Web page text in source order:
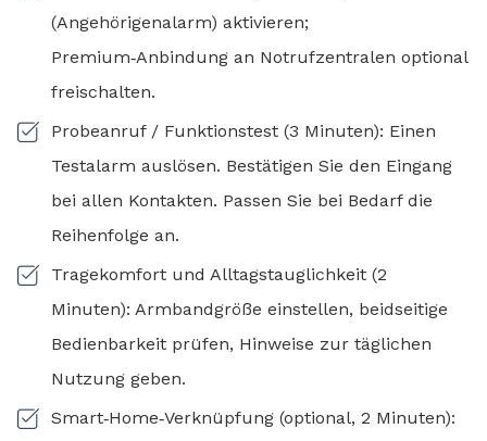
(Angehörigenalarm) aktivieren;
Premium‑Anbindung an Notrufzentralen optional
freischalten.
Probeanruf / Funktionstest (3 Minuten): Einen
Testalarm auslösen. Bestätigen Sie den Eingang
bei allen Kontakten. Passen Sie bei Bedarf die
Reihenfolge an.
Tragekomfort und Alltagstauglichkeit (2
Minuten): Armbandgröße einstellen, beidseitige
Bedienbarkeit prüfen, Hinweise zur täglichen
Nutzung geben.
Smart‑Home‑Verknüpfung (optional, 2 Minuten):